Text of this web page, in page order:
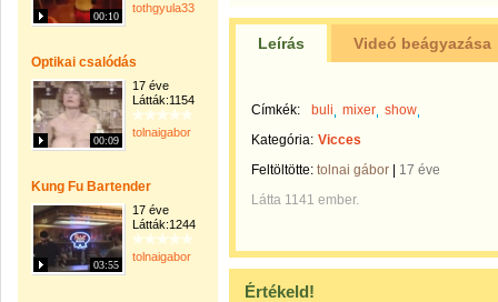
00:10
tothgyula33
Optikai csalódás
00:09
17 éve
Látták:1154
tolnaigabor
Kung Fu Bartender
03:55
17 éve
Látták:1244
tolnaigabor
Leírás Videó beágyazása
Címkék: buli mixer show
Kategória: Vicces
Feltöltötte: tolnai gábor
17 éve
Látta 1141 ember.
Értékeld!